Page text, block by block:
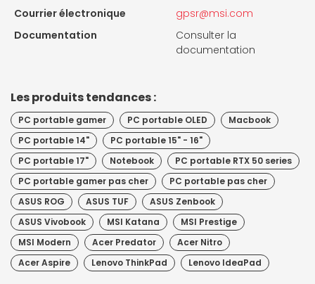
Courrier électronique
gpsr@msi.com
Documentation
Consulter la
documentation
Les produits tendances :
PC portable gamer PC portable OLED
Macbook
PC portable 14"
PC portable 15" - 16"
PC portable 17"
Notebook
PC portable RTX 50 series
PC portable gamer pas cher
PC portable pas cher
ASUS ROG
ASUS TUF
ASUS Zenbook
ASUS Vivobook
MSI Katana
MSI Prestige
MSI Modern
Acer Predator
Acer Nitro
Acer Aspire
Lenovo ThinkPad Lenovo IdeaPad